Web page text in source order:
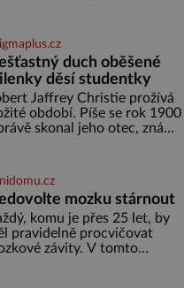
neodvážil podzemní
otevřít a její poklop tak
jen skrápí svěcenou
Za několik dní divné
skutečně ustane. Když
let později hrobku
duch oběšené
děsí studentky
Jaffrey Christie prožívá
období. Píše se rok 1900
skonal jeho otec, známý
doprovázena ohromným
mozku stárnout
komu je přes 25 let, by
pravidelně procvičovat
závity. V tomto